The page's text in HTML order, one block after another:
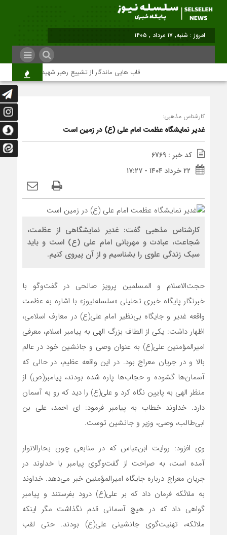
برابر با : Saturday - 8 August - 2026
قاب هایی ماندگار از تشییع رهبر شهید در تهران
کارشناس مذهبی:
غدیر نمایشگاه عظمت امام علی (ع) در زمین است
کد خبر : 6769
۲۲ خرداد ۱۴۰۴ - ۱۷:۲۷
کارشناس مذهبی گفت: غدیر نمایشگاهی از عظمت،
شجاعت، عبادت و مهربانی امام علی (ع) است و باید
سبک زندگی علوی را بشناسیم و از آن پیروی کنیم.
حجت‌الاسلام و المسلمین پرویز صالحی در گفت‌وگو با
خبرنگار پایگاه خبری تحلیلی «سلسله‌نیوز» با اشاره به عظمت
واقعه غدیر و جایگاه بی‌نظیر امام علی(ع) در معارف اسلامی،
اظهار داشت: یکی از الطاف بزرگ الهی به پیامبر اسلام، معرفی
امیرالمؤمنین علی(ع) به عنوان وصی و جانشین خود در عالم
بالا و در جریان معراج بود. در این واقعه عظیم، در حالی که
آسمان‌ها گشوده و حجاب‌ها پاره شده بودند، پیامبر(ص) از
منظر الهی به پایین نگاه کرد و علی(ع) را دید که رو به آسمان
دارد. خداوند خطاب به پیامبر فرمود: ای احمد، علی بن
ابی‌طالب، وصی، وزیر و جانشین توست.
وی افزود: روایت ابن‌عباس که در منابعی چون بحارالانوار
آمده است، به صراحت از گفت‌وگوی پیامبر با خداوند در
جریان معراج درباره جایگاه امیرالمؤمنین خبر می‌دهد. خداوند
به ملائکه فرمان داد که بر علی(ع) درود بفرستند و پیامبر
گواهی داد که در هیچ آسمانی قدم نگذاشت مگر اینکه
ملائکه، تهنیت‌گوی جانشینی علی(ع) بودند. حتی لقب